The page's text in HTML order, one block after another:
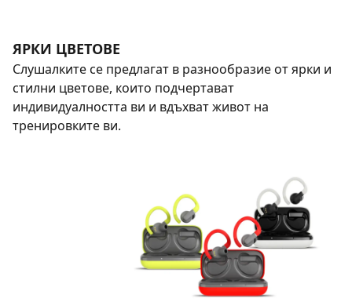
ЯРКИ ЦВЕТОВЕ
Слушалките се предлагат в разнообразие от ярки и
стилни цветове, които подчертават
индивидуалността ви и вдъхват живот на
тренировките ви.